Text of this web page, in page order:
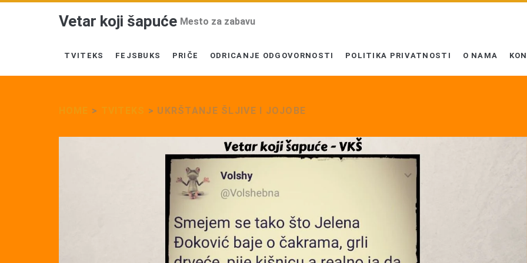
Vetar koji šapuće Mesto za zabavu
TVITEKS FEJSBUKS PRIČE ODRICANJE ODGOVORNOSTI POLITIKA PRIVATNOSTI O NAMA
> > UKRŠTANJE ŠLJIVE I JOJOBE